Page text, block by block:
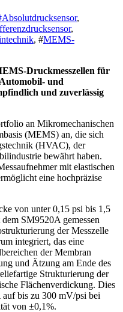
Absolutdrucksensor,
,
, #MEMS-
und
und zuverlässig
an Mikromechanischen
(MEMS) an, die sich
(HVAC), der
bewährt haben.
mit elastischen
eine hochpräzise
von unter 0,15 psi bis 1,5
SM9520A gemessen
der Messzelle
integriert, das eine
der Membran
und Ätzung am Ende des
Strukturierung der
Flächenverdickung. Dies
bis zu 300 mV/psi bei
von ±0,1%.